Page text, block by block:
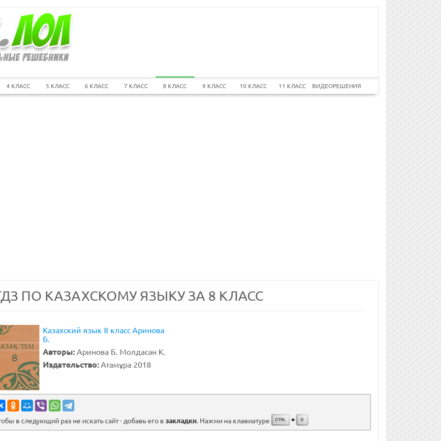
4 КЛАСС 5 КЛАСС 6 КЛАСС 7 КЛАСС 8 КЛАСС 9 КЛАСС 10 КЛАСС 11 КЛАСС ВИДЕОРЕШЕНИЯ
ПО КАЗАХСКОМУ ЯЗЫКУ ЗА 8 КЛАСС
Казахский язык 8 класс Аринова
Б.
Авторы: Аринова Б. Молдасан К.
Издательство: Атамұра 2018
в следующий раз не искать сайт - добавь его в закладки. Нажми на клавиатуре